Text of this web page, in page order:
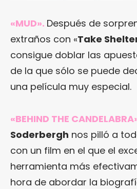
«MUD». Después de
extraños con «Take
consigue doblar las
de la que sólo se puede
una película muy especial.
«BEHIND THE
Soderbergh nos pilló a
con un film en el que el
herramienta más
hora de abordar la